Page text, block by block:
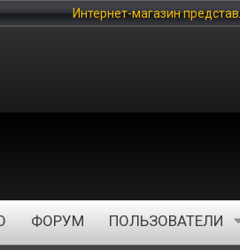
магазин представляет из себя
ФОРУМ ПОЛЬЗОВАТЕЛИ